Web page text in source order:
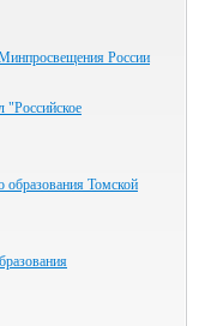
России
"Российское
образования Томской